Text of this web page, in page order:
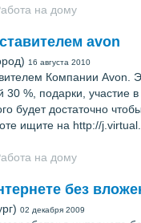
на дому
avon
16 августа 2010
Компании Avon.
30 %, подарки, участие
будет достаточно
ищите на http://
на дому
без
02 декабря 2009